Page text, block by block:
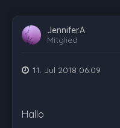
Jennifer.A
Mitglied
11. Jul 2018 06:09
Hallo